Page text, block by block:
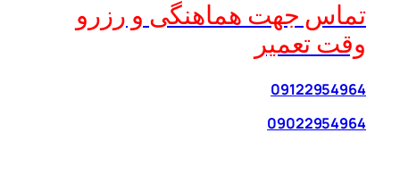
تماس جهت هماهنگی و رزرو
وقت تعمیر
09122954964
09022954964